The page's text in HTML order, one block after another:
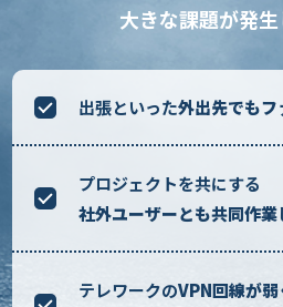
大きな課題が発
出張といった外出先でも
プロジェクトを共にする
社外ユーザーとも共同作業
テレワークのVPN回線が弱